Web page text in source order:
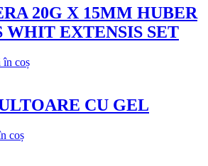
20G X 15MM HUBER
WHIT EXTENSIS SET
în coș
CU GEL
coș